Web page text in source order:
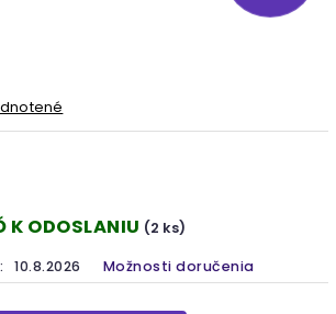
K ODOSLANIU (2 ks)
10.8.2026 Možnosti doručenia